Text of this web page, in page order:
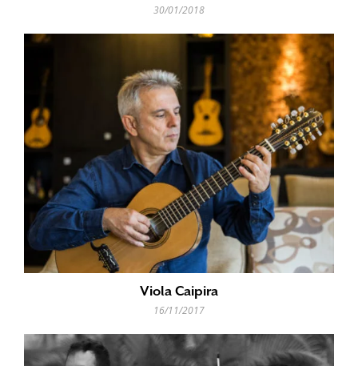
30/01/2018
Viola Caipira
16/11/2017